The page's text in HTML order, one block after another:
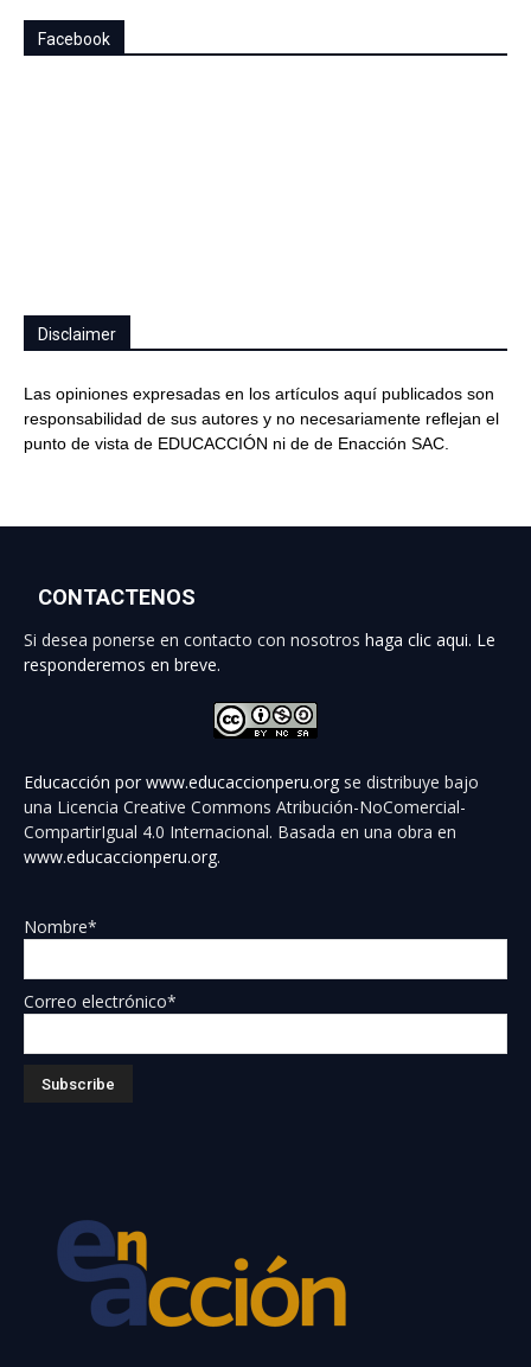
Facebook
Disclaimer
Las opiniones expresadas en los artículos aquí publicados son
responsabilidad de sus autores y no necesariamente reflejan el
punto de vista de EDUCACCIÓN ni de de Enacción SAC.
CONTACTENOS
Si desea ponerse en contacto con nosotros haga clic aqui. Le
responderemos en breve.
Educacción por www.educaccionperu.org se distribuye bajo
una Licencia Creative Commons Atribución-NoComercial-
CompartirIgual 4.0 Internacional. Basada en una obra en
www.educaccionperu.org.
Nombre*
Correo electrónico*